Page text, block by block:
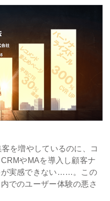
ロード
わせ
を増やしているのに、コ
やMAを導入し顧客ナ
が実感できない……。この
でのユーザー体験の悪さ